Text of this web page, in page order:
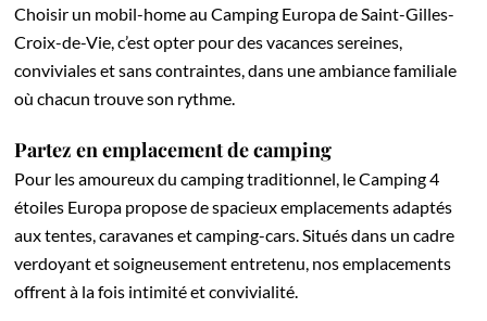
Choisir un mobil-home au Camping Europa de Saint-Gilles-
Croix-de-Vie, c’est opter pour des vacances sereines,
conviviales et sans contraintes, dans une ambiance familiale
où chacun trouve son rythme.
Partez en emplacement de camping
Pour les amoureux du camping traditionnel, le Camping 4
étoiles Europa propose de spacieux emplacements adaptés
aux tentes, caravanes et camping-cars. Situés dans un cadre
verdoyant et soigneusement entretenu, nos emplacements
offrent à la fois intimité et convivialité.